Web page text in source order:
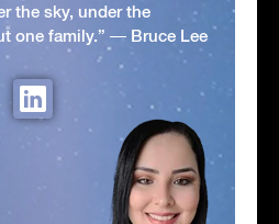
the sky, under the
one family.” ― Bruce Lee